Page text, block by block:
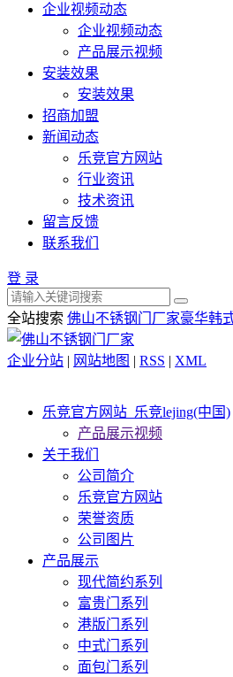
企业视频动态
企业视频动态
产品展示视频
安装效果
安装效果
招商加盟
新闻动态
乐竞官方网站
行业资讯
技术资讯
留言反馈
联系我们
登 录
全站搜索 佛山不锈钢门厂家豪华韩
企业分站 | 网站地图 | RSS | XML
乐竞官方网站_乐竞lejing(中国)
产品展示视频
关于我们
公司简介
乐竞官方网站
荣誉资质
公司图片
产品展示
现代简约系列
富贵门系列
港版门系列
中式门系列
面包门系列